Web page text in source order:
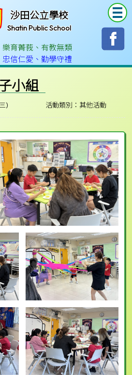
沙田公立學校
Shatin Public School
樂育菁莪 、 有教無類
忠信仁愛 、 勤學守禮
小組
) 活動類別：其他活動